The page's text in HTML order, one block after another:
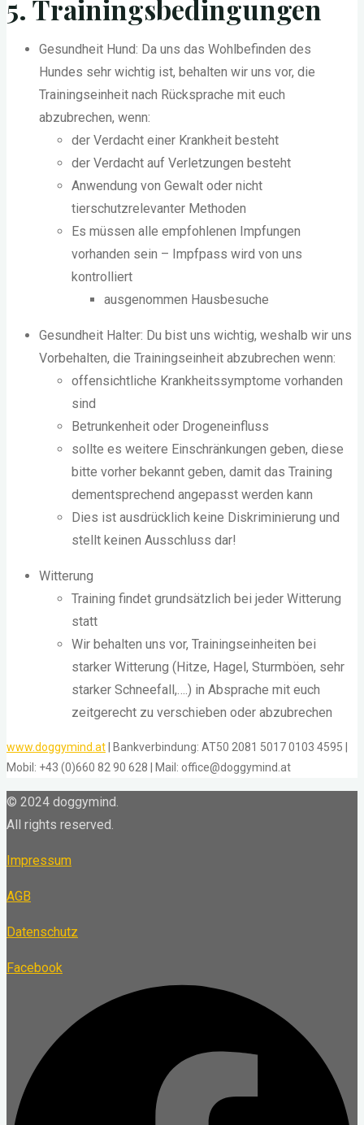
5. Trainingsbedingungen
Gesundheit Hund: Da uns das Wohlbefinden des
Hundes sehr wichtig ist, behalten wir uns vor, die
Trainingseinheit nach Rücksprache mit euch
abzubrechen, wenn:
der Verdacht einer Krankheit besteht
der Verdacht auf Verletzungen besteht
Anwendung von Gewalt oder nicht
tierschutzrelevanter Methoden
Es müssen alle empfohlenen Impfungen
vorhanden sein – Impfpass wird von uns
kontrolliert
ausgenommen Hausbesuche
Gesundheit Halter: Du bist uns wichtig, weshalb wir uns
Vorbehalten, die Trainingseinheit abzubrechen wenn:
offensichtliche Krankheitssymptome vorhanden
sind
Betrunkenheit oder Drogeneinfluss
sollte es weitere Einschränkungen geben, diese
bitte vorher bekannt geben, damit das Training
dementsprechend angepasst werden kann
Dies ist ausdrücklich keine Diskriminierung und
stellt keinen Ausschluss dar!
Witterung
Training findet grundsätzlich bei jeder Witterung
statt
Wir behalten uns vor, Trainingseinheiten bei
starker Witterung (Hitze, Hagel, Sturmböen, sehr
starker Schneefall,….) in Absprache mit euch
zeitgerecht zu verschieben oder abzubrechen
www.doggymind.at | Bankverbindung: AT50 2081 5017 0103 4595 |
Mobil: +43 (0)660 82 90 628 | Mail: office@doggymind.at
© 2024 doggymind.
All rights reserved.
Impressum
AGB
Datenschutz
Facebook